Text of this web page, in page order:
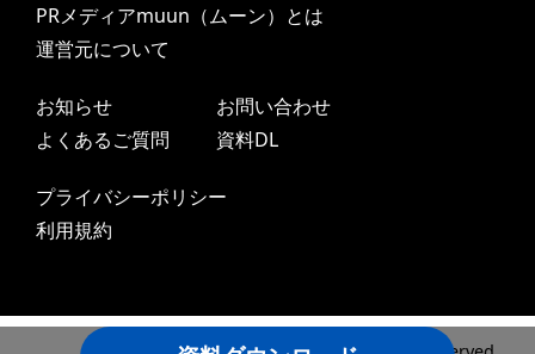
PRメディアmuun（ムーン）とは
運営元について
お知らせ
よくあるご質問
お問い合わせ
資料DL
プライバシーポリシー
利用規約